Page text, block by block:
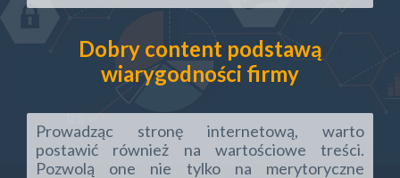
Dobry content podstawą
wiarygodności firmy
Prowadząc stronę internetową, warto
postawić również na wartościowe treści.
Pozwolą one nie tylko na merytoryczne